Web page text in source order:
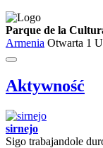
Parque de la
Armenia Otwarta 1
Aktywność
sirnejo
Sigo trabajandole